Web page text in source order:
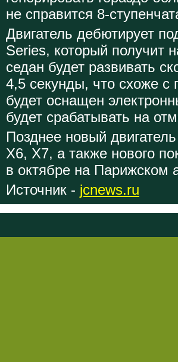
не справится 8-
Двигатель дебютирует
Series, который получит
седан будет развивать
4,5 секунды, что схоже с
будет оснащен
будет срабатывать на
Позднее новый
X6, X7, а также нового
в октябре на Парижском
Источник - jcnews.ru